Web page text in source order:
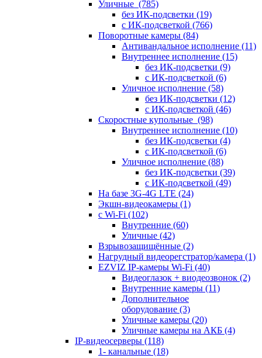
Уличные (785)
без ИК-подсветки (19)
с ИК-подсветкой (766)
Поворотные камеры (84)
Антивандальное исполнение (11)
Внутреннее исполнение (15)
без ИК-подсветки (9)
с ИК-подсветкой (6)
Уличное исполнение (58)
без ИК-подсветки (12)
с ИК-подсветкой (46)
Скоростные купольные (98)
Внутреннее исполнение (10)
без ИК-подсветки (4)
с ИК-подсветкой (6)
Уличное исполнение (88)
без ИК-подсветки (39)
с ИК-подсветкой (49)
На базе 3G-4G LTE (24)
Экшн-видеокамеры (1)
с Wi-Fi (102)
Внутренние (60)
Уличные (42)
Взрывозащищённые (2)
Нагрудный видеорегстратор/камера (1)
EZVIZ IP-камеры Wi-Fi (40)
Видеоглазок + виодеозвонок (2)
Внутренние камеры (11)
Дополнительное
оборудование (3)
Уличные камеры (20)
Уличные камеры на АКБ (4)
IP-видеосерверы (118)
1- канальные (18)